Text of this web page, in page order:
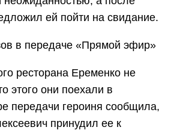
ей пойти на свидание.
в передаче «Прямой эфир»
ресторана Еременко не
этого они поехали в
передачи героиня сообщила,
принудил ее к